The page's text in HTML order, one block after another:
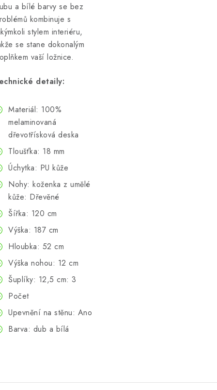
a bílé barvy se bez
kombinuje s
stylem interiéru,
se stane dokonalým
vaší ložnice.
detaily:
Materiál: 100%
melaminovaná
dřevotřísková deska
Tloušťka: 18 mm
Úchytka: PU kůže
Nohy: koženka z umělé
kůže: Dřevěné
Šířka: 120 cm
Výška: 187 cm
Hloubka: 52 cm
Výška nohou: 12 cm
Šuplíky: 12,5 cm: 3
Počet
Upevnění na stěnu: Ano
Barva: dub a bílá